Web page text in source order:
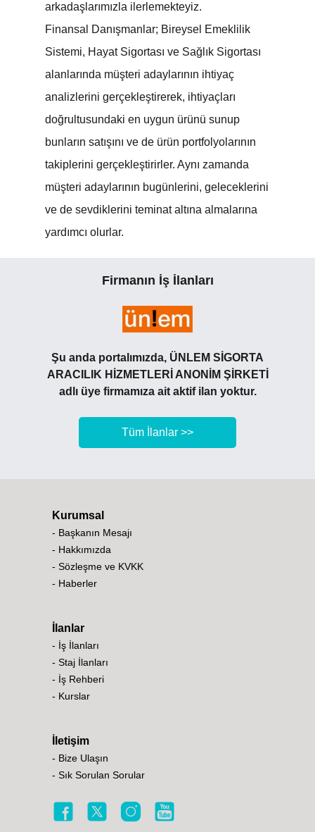
arkadaşlarımızla ilerlemekteyiz.
Finansal Danışmanlar; Bireysel Emeklilik
Sistemi, Hayat Sigortası ve Sağlık Sigortası
alanlarında müşteri adaylarının ihtiyaç
analizlerini gerçekleştirerek, ihtiyaçları
doğrultusundaki en uygun ürünü sunup
bunların satışını ve de ürün portfolyolarının
takiplerini gerçekleştirirler. Aynı zamanda
müşteri adaylarının bugünlerini, geleceklerini
ve de sevdiklerini teminat altına almalarına
yardımcı olurlar.
Firmanın İş İlanları
Şu anda portalımızda, ÜNLEM SİGORTA
ARACILIK HİZMETLERİ ANONİM ŞİRKETİ
adlı üye firmamıza ait aktif ilan yoktur.
Tüm İlanlar >>
Kurumsal
- Başkanın Mesajı
- Hakkımızda
- Sözleşme ve KVKK
- Haberler
İlanlar
- İş İlanları
- Staj İlanları
- İş Rehberi
- Kurslar
İletişim
- Bize Ulaşın
- Sık Sorulan Sorular